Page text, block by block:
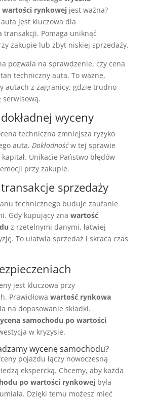
wartości rynkowejjest ważna?
jest kluczowa dla
transakcji. Pomaga uniknąć
zakupie lub zbyt niskiej sprzedaży.
pozwala na sprawdzenie, czy cena
techniczny auta. To ważne,
autach z zagranicy, gdzie trudno
serwisową.
wyceny
techniczna zmniejsza ryzyko
auta. Dokładnośćw tej sprawie
Unikacie Państwo błędów
przy zakupie.
sprzedaży
technicznego buduje zaufanie
Gdy kupujący zna wartość
z rzetelnymi danymi, łatwiej
To ułatwia sprzedaż i skraca czas
jest kluczowa przy
Prawidłowa wartość rynkowa
na dopasowanie składki.
samochodu po wartości
w kryzysie.
wycenę samochodu?
pojazdu łączy nowoczesną
ekspercką. Chcemy, aby każda
po wartości rynkowejbyła
Dzięki temu możesz mieć